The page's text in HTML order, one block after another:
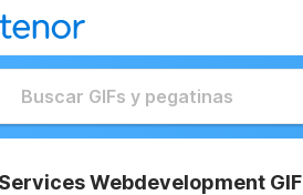
Services Webdevelopment GIF